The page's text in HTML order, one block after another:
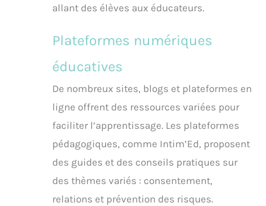
allant des élèves aux éducateurs.
Plateformes numériques
éducatives
De nombreux sites, blogs et plateformes en
ligne offrent des ressources variées pour
faciliter l’apprentissage. Les plateformes
pédagogiques, comme Intim’Ed, proposent
des guides et des conseils pratiques sur
des thèmes variés : consentement,
relations et prévention des risques.